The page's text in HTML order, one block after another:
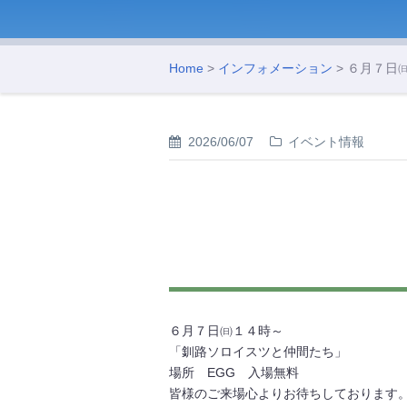
Home > インフォメーション > ６月７日
2026/06/07 イベント情報
６月７日㈰１４時～
「釧路ソロイスツと仲間たち」
場所 EGG 入場無料
皆様のご来場心よりお待ちしております